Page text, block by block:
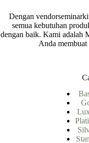
Dengan
semua kebutuhan
dengan baik. Kami adalah
Anda membuat